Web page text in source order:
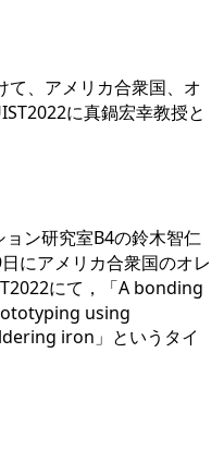
て、アメリカ合衆国、オ
に真鍋宏幸教授と
ン研究室B4の鈴木智仁
にアメリカ合衆国のオレ
にて，「A bonding
using
iron」というタイ